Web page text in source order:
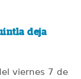
deja
viernes 7 de